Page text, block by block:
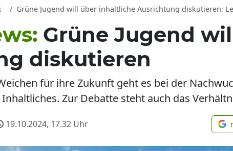
Grüne Jugend will über inhaltliche Ausrichtung diskutieren:
Grüne Jugend
diskutieren
für ihre Zukunft geht es bei der
Zur Debatte steht auch das
19.10.2024, 17.32 Uhr